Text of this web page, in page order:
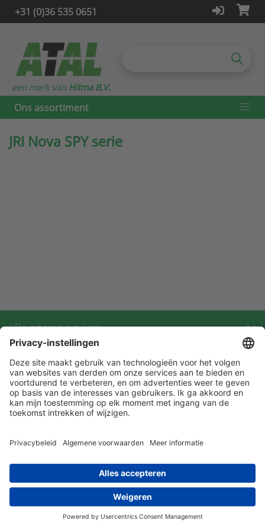
+31 (0)36 535 0651
Ons assortiment
een merk van Hitma B.V.
JRI Nova SPY serie
Klantenservice
Contact met ATAL
Maandelijks op de hoogte blijven? Schrijf
je dan nu in!
privacy statement leveringsvoorwaarden